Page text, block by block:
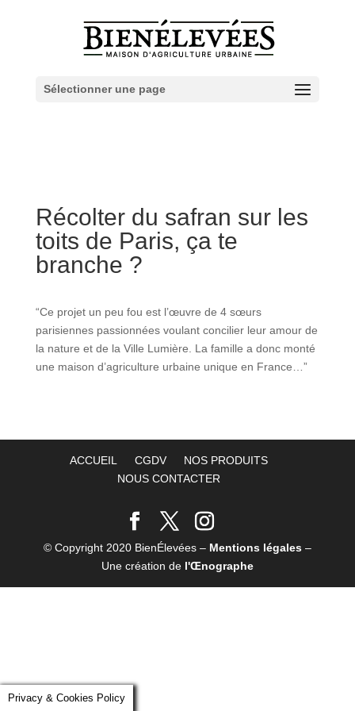
Sélectionner une page
Récolter du safran sur les
toits de Paris, ça te
branche ?​
“Ce projet un peu fou est l’œuvre de 4 sœurs
parisiennes passionnées voulant concilier leur amour de
la nature et de la Ville Lumière. La famille a donc monté
une maison d’agriculture urbaine unique en France…”​
ACCUEIL CGDV
NOS PRODUITS
NOUS CONTACTER
© Copyright 2020 BienÉlevées – Mentions légales–
Une création de l'Œnographe
Privacy & Cookies Policy